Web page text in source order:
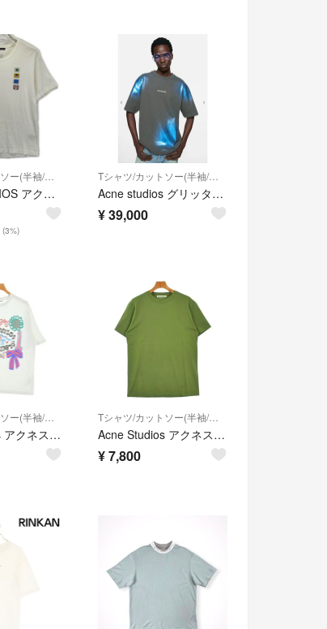
Tシャツ/カットソー(半袖/袖なし)
ACNE STUDIOS アクネ ストゥディオズ ホワイト FA-UX-TSHI000025 CL0044 アニマル パッチ Tシャツ S
(3%)
Tシャツ/カットソー(半袖/袖なし)
Acne studios グリッターロゴTシャツ
¥39,000
Tシャツ/カットソー(半袖/袖なし)
Acne Studios アクネストゥディオズ Tシャツ・カットソー XS 白 【古着】【中古】【送料無料】
Tシャツ/カットソー(半袖/袖なし)
Acne Studios アクネストゥディオズ Tシャツ・カットソー S カーキ 【古着】【中古】【送料無料】
¥7,800